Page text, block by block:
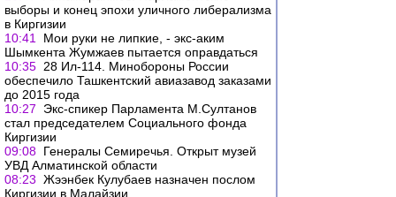
выборы и конец эпохи уличного либерализма
в Киргизии
10:41
Мои руки не липкие, - экс-аким
Шымкента Жумжаев пытается оправдаться
10:35 28 Ил-114. Минобороны России
обеспечило Ташкентский авиазавод заказами
до 2015 года
10:27
Экс-спикер Парламента М.Султанов
стал председателем Социального фонда
Киргизии
09:08 Генералы Семиречья. Открыт музей
УВД Алматинской области
08:23 Жээнбек Кулубаев назначен послом
Киргизии в Малайзии